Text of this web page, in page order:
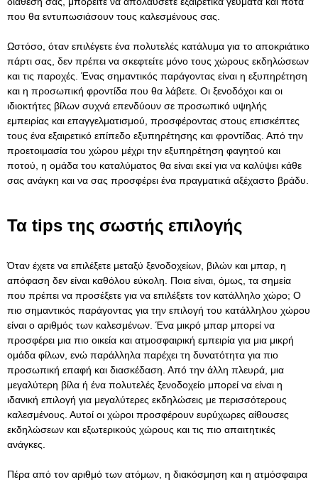
που θα εντυπωσιάσουν τους καλεσμένους σας.
Ωστόσο, όταν επιλέγετε ένα πολυτελές κατάλυμα για το αποκριάτικο
πάρτι σας, δεν πρέπει να σκεφτείτε μόνο τους χώρους εκδηλώσεων
και τις παροχές. Ένας σημαντικός παράγοντας είναι η εξυπηρέτηση
και η προσωπική φροντίδα που θα λάβετε. Οι ξενοδόχοι και οι
ιδιοκτήτες βίλων συχνά επενδύουν σε προσωπικό υψηλής
εμπειρίας και επαγγελματισμού, προσφέροντας στους επισκέπτες
τους ένα εξαιρετικό επίπεδο εξυπηρέτησης και φροντίδας. Από την
προετοιμασία του χώρου μέχρι την εξυπηρέτηση φαγητού και
ποτού, η ομάδα του καταλύματος θα είναι εκεί για να καλύψει κάθε
σας ανάγκη και να σας προσφέρει ένα πραγματικά αξέχαστο βράδυ.
Τα tips της σωστής επιλογής
Όταν έχετε να επιλέξετε μεταξύ ξενοδοχείων, βιλών και μπαρ, η
απόφαση δεν είναι καθόλου εύκολη. Ποια είναι, όμως, τα σημεία
που πρέπει να προσέξετε για να επιλέξετε τον κατάλληλο χώρο; Ο
πιο σημαντικός παράγοντας για την επιλογή του κατάλληλου χώρου
είναι ο αριθμός των καλεσμένων. Ένα μικρό μπαρ μπορεί να
προσφέρει μια πιο οικεία και ατμοσφαιρική εμπειρία για μια μικρή
ομάδα φίλων, ενώ παράλληλα παρέχει τη δυνατότητα για πιο
προσωπική επαφή και διασκέδαση. Από την άλλη πλευρά, μια
μεγαλύτερη βίλα ή ένα πολυτελές ξενοδοχείο μπορεί να είναι η
ιδανική επιλογή για μεγαλύτερες εκδηλώσεις με περισσότερους
καλεσμένους. Αυτοί οι χώροι προσφέρουν ευρύχωρες αίθουσες
εκδηλώσεων και εξωτερικούς χώρους και τις πιο απαιτητικές
ανάγκες.
Πέρα από τον αριθμό των ατόμων, η διακόσμηση και η ατμόσφαιρα